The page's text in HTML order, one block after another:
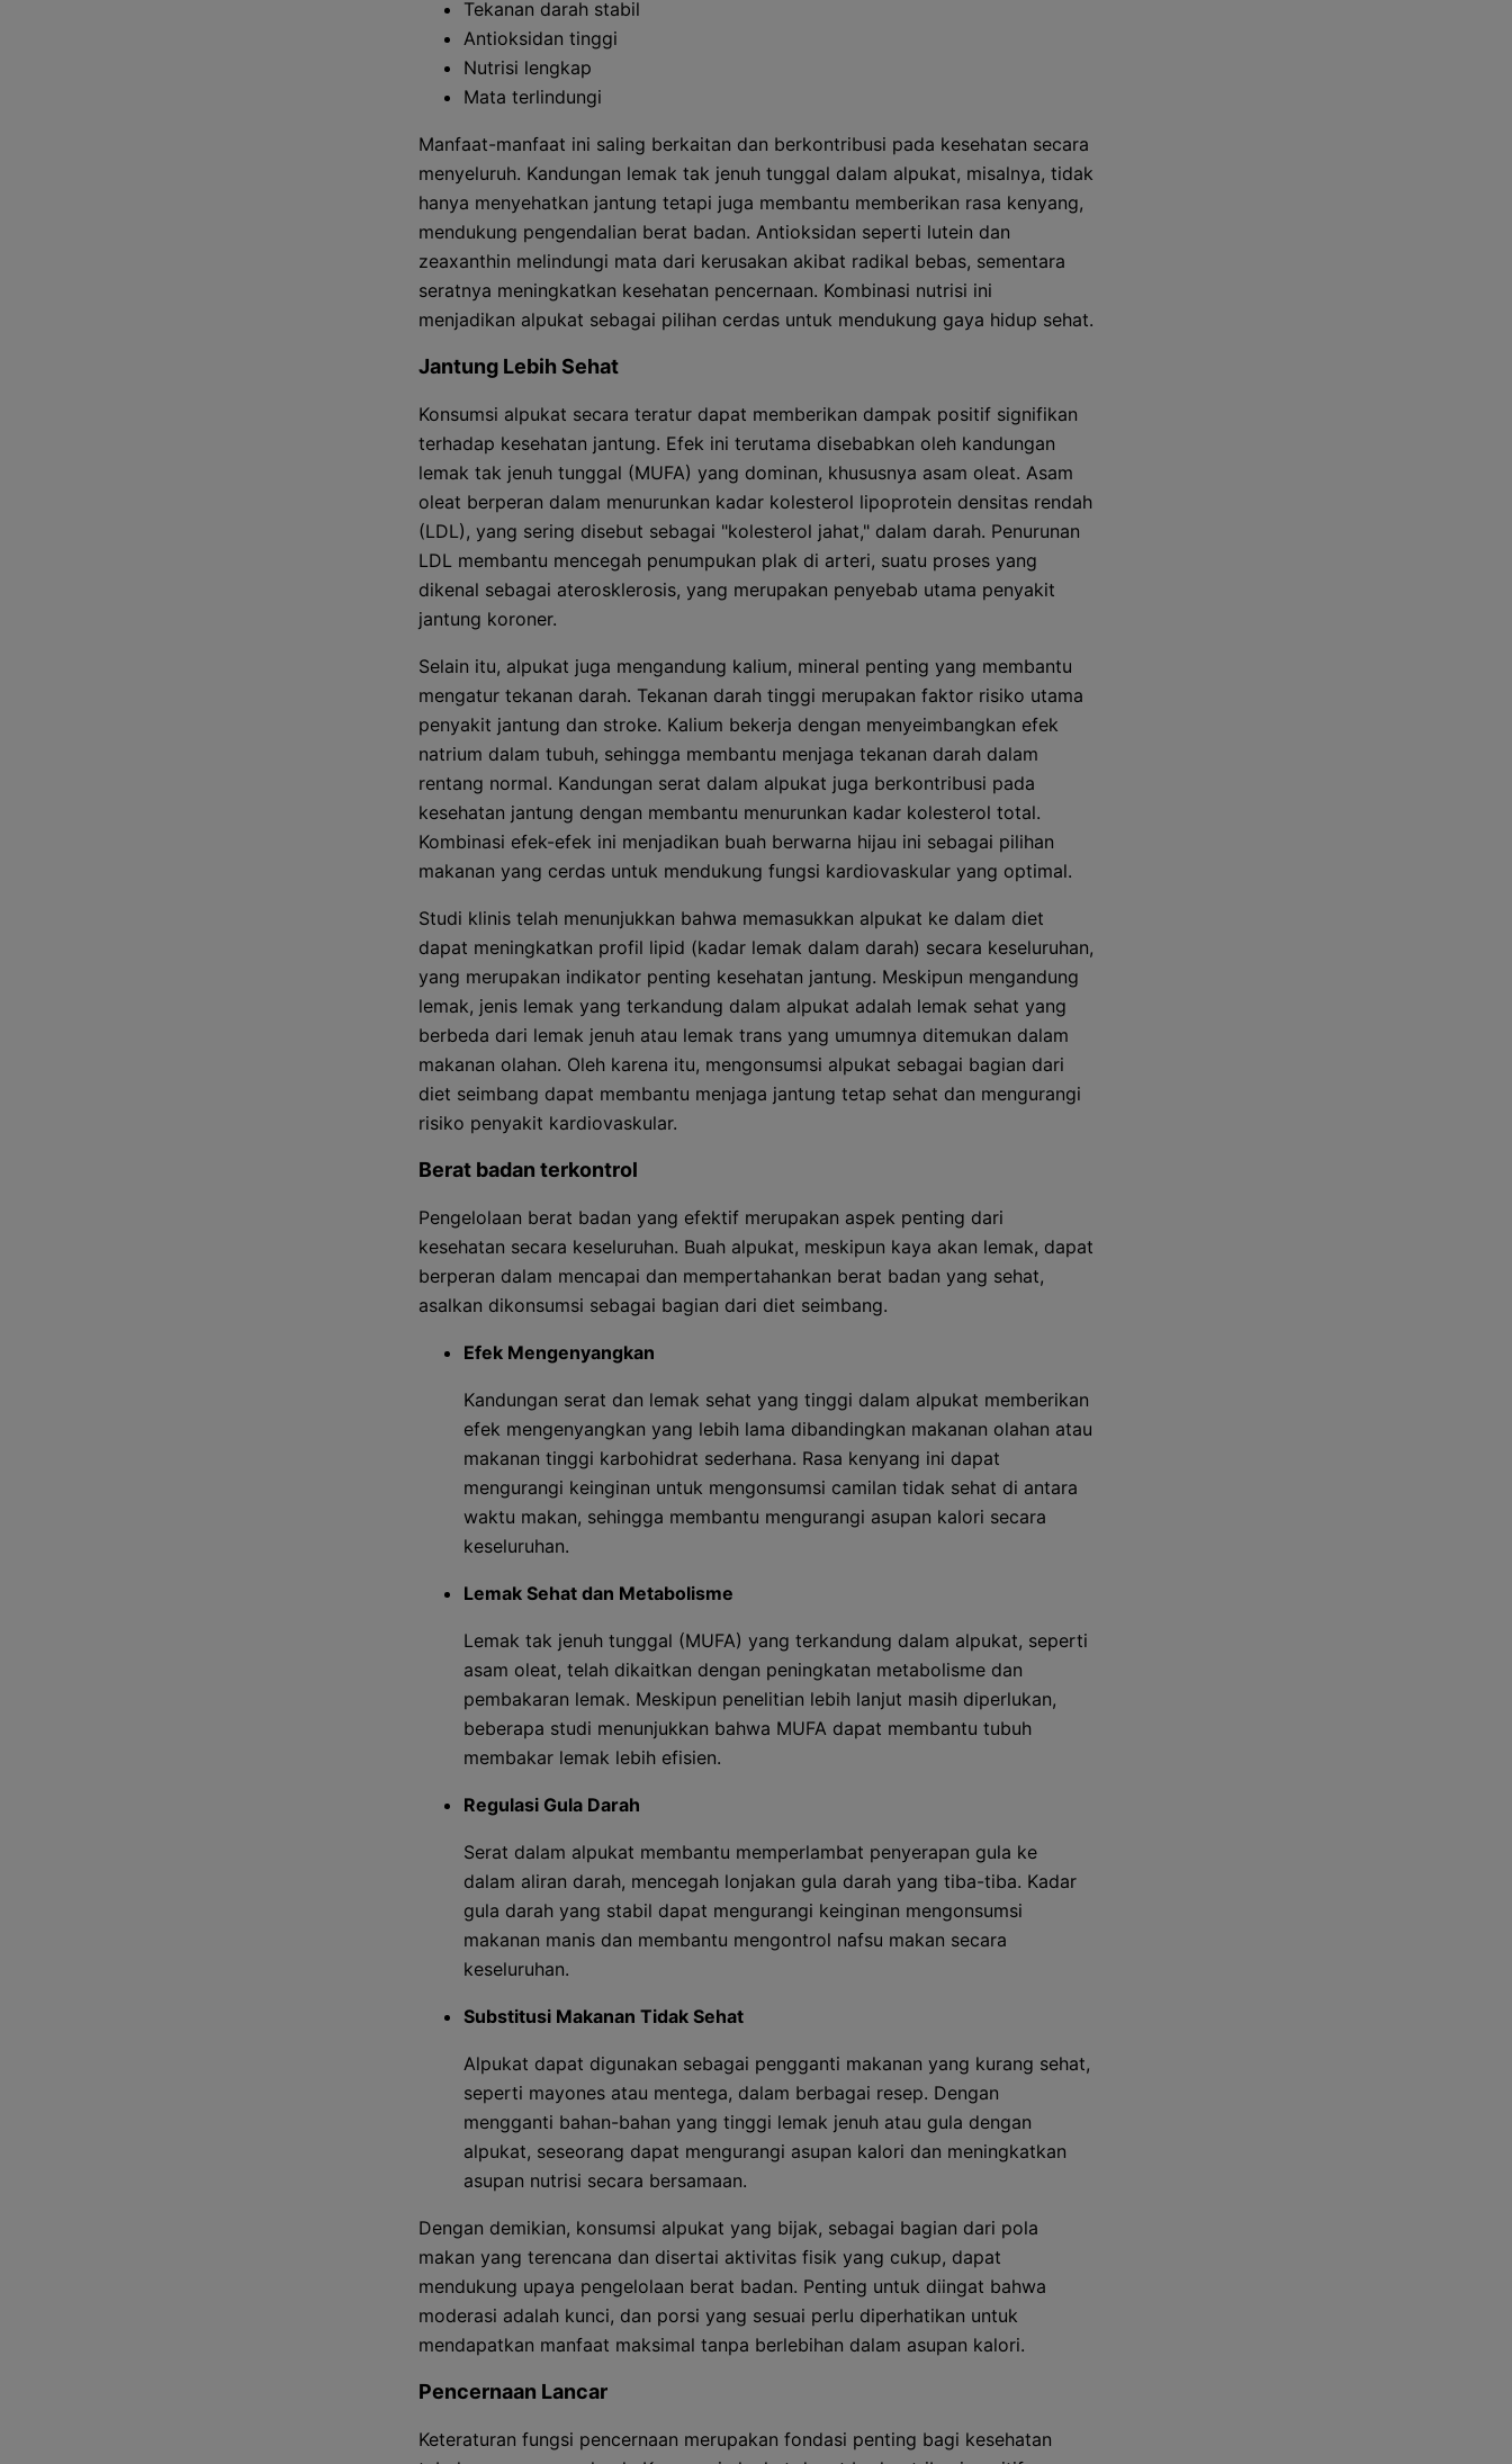
Tekanan darah stabil
Antioksidan tinggi
Nutrisi lengkap
Mata terlindungi
Manfaat-manfaat ini saling berkaitan dan berkontribusi pada kesehatan secara
menyeluruh. Kandungan lemak tak jenuh tunggal dalam alpukat, misalnya, tidak
hanya menyehatkan jantung tetapi juga membantu memberikan rasa kenyang,
mendukung pengendalian berat badan. Antioksidan seperti lutein dan
zeaxanthin melindungi mata dari kerusakan akibat radikal bebas, sementara
seratnya meningkatkan kesehatan pencernaan. Kombinasi nutrisi ini
menjadikan alpukat sebagai pilihan cerdas untuk mendukung gaya hidup sehat.
Jantung Lebih Sehat
Konsumsi alpukat secara teratur dapat memberikan dampak positif signifikan
terhadap kesehatan jantung. Efek ini terutama disebabkan oleh kandungan
lemak tak jenuh tunggal (MUFA) yang dominan, khususnya asam oleat. Asam
oleat berperan dalam menurunkan kadar kolesterol lipoprotein densitas rendah
(LDL), yang sering disebut sebagai "kolesterol jahat," dalam darah. Penurunan
LDL membantu mencegah penumpukan plak di arteri, suatu proses yang
dikenal sebagai aterosklerosis, yang merupakan penyebab utama penyakit
jantung koroner.
Selain itu, alpukat juga mengandung kalium, mineral penting yang membantu
mengatur tekanan darah. Tekanan darah tinggi merupakan faktor risiko utama
penyakit jantung dan stroke. Kalium bekerja dengan menyeimbangkan efek
natrium dalam tubuh, sehingga membantu menjaga tekanan darah dalam
rentang normal. Kandungan serat dalam alpukat juga berkontribusi pada
kesehatan jantung dengan membantu menurunkan kadar kolesterol total.
Kombinasi efek-efek ini menjadikan buah berwarna hijau ini sebagai pilihan
makanan yang cerdas untuk mendukung fungsi kardiovaskular yang optimal.
Studi klinis telah menunjukkan bahwa memasukkan alpukat ke dalam diet
dapat meningkatkan profil lipid (kadar lemak dalam darah) secara keseluruhan,
yang merupakan indikator penting kesehatan jantung. Meskipun mengandung
lemak, jenis lemak yang terkandung dalam alpukat adalah lemak sehat yang
berbeda dari lemak jenuh atau lemak trans yang umumnya ditemukan dalam
makanan olahan. Oleh karena itu, mengonsumsi alpukat sebagai bagian dari
diet seimbang dapat membantu menjaga jantung tetap sehat dan mengurangi
risiko penyakit kardiovaskular.
Berat badan terkontrol
Pengelolaan berat badan yang efektif merupakan aspek penting dari
kesehatan secara keseluruhan. Buah alpukat, meskipun kaya akan lemak, dapat
berperan dalam mencapai dan mempertahankan berat badan yang sehat,
asalkan dikonsumsi sebagai bagian dari diet seimbang.
Efek Mengenyangkan
Kandungan serat dan lemak sehat yang tinggi dalam alpukat memberikan
efek mengenyangkan yang lebih lama dibandingkan makanan olahan atau
makanan tinggi karbohidrat sederhana. Rasa kenyang ini dapat
mengurangi keinginan untuk mengonsumsi camilan tidak sehat di antara
waktu makan, sehingga membantu mengurangi asupan kalori secara
keseluruhan.
Lemak Sehat dan Metabolisme
Lemak tak jenuh tunggal (MUFA) yang terkandung dalam alpukat, seperti
asam oleat, telah dikaitkan dengan peningkatan metabolisme dan
pembakaran lemak. Meskipun penelitian lebih lanjut masih diperlukan,
beberapa studi menunjukkan bahwa MUFA dapat membantu tubuh
membakar lemak lebih efisien.
Regulasi Gula Darah
Serat dalam alpukat membantu memperlambat penyerapan gula ke
dalam aliran darah, mencegah lonjakan gula darah yang tiba-tiba. Kadar
gula darah yang stabil dapat mengurangi keinginan mengonsumsi
makanan manis dan membantu mengontrol nafsu makan secara
keseluruhan.
Substitusi Makanan Tidak Sehat
Alpukat dapat digunakan sebagai pengganti makanan yang kurang sehat,
seperti mayones atau mentega, dalam berbagai resep. Dengan
mengganti bahan-bahan yang tinggi lemak jenuh atau gula dengan
alpukat, seseorang dapat mengurangi asupan kalori dan meningkatkan
asupan nutrisi secara bersamaan.
Dengan demikian, konsumsi alpukat yang bijak, sebagai bagian dari pola
makan yang terencana dan disertai aktivitas fisik yang cukup, dapat
mendukung upaya pengelolaan berat badan. Penting untuk diingat bahwa
moderasi adalah kunci, dan porsi yang sesuai perlu diperhatikan untuk
mendapatkan manfaat maksimal tanpa berlebihan dalam asupan kalori.
Pencernaan Lancar
Keteraturan fungsi pencernaan merupakan fondasi penting bagi kesehatan